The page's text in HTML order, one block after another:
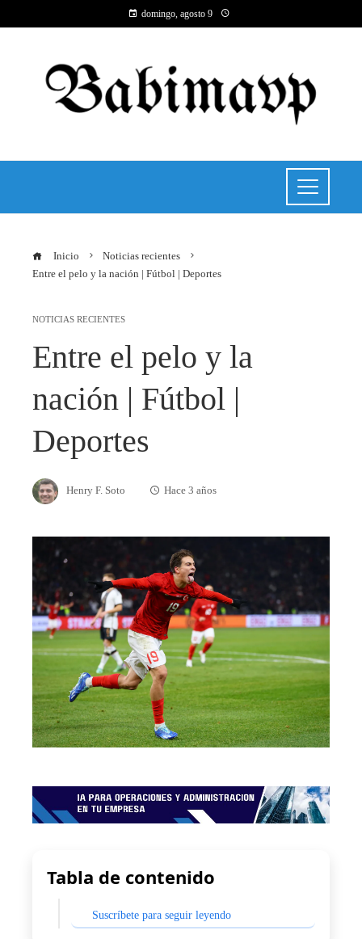
domingo, agosto 9
Inicio
Noticias recientes
Entre el pelo y la nación | Fútbol | Deportes
NOTICIAS RECIENTES
Entre el pelo y la
nación | Fútbol |
Deportes
Henry F. Soto Hace 3 años
Tabla de contenido
Suscríbete para seguir leyendo